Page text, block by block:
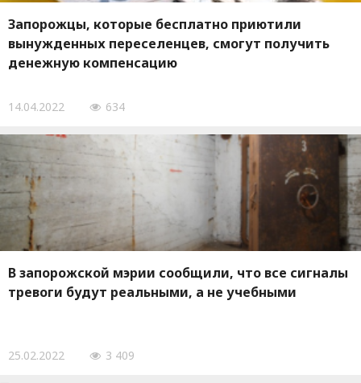
Запорожцы, которые бесплатно приютили
вынужденных переселенцев, смогут получить
денежную компенсацию
14.04.2022 634
В запорожской мэрии сообщили, что все сигналы
тревоги будут реальными, а не учебными
25.02.2022 3 409